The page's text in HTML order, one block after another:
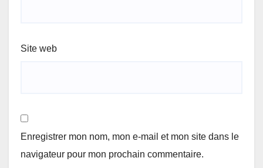
Site web
Enregistrer mon nom, mon e-mail et mon site dans le
navigateur pour mon prochain commentaire.